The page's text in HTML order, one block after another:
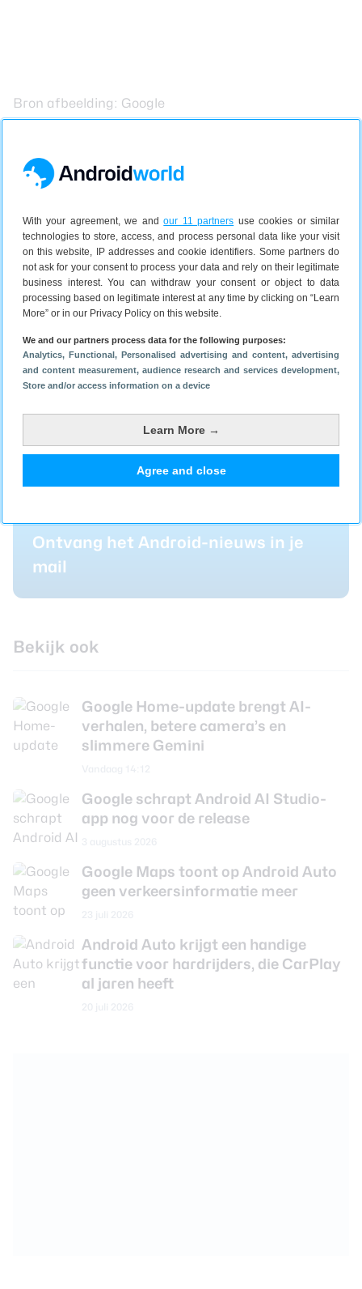
With your agreement, we andour 11 partners use cookies or similar
technologies to store, access, and process personal data like your visit
on this website, IP addresses and cookie identifiers. Some partners do
not ask for your consent to process your data and rely on their legitimate
business interest. You can withdraw your consent or object to data
processing based on legitimate interest at any time by clicking on “Learn
More” or in our Privacy Policy on this website.
We and our partners process data for the following purposes:
Analytics, Functional , Personalised advertising and content, advertising
and content measurement, audience research and services development,
Store and/or access information on a device
Learn More →
Agree and close
Bron afbeelding: Google
Android Auto
Op de hoogte blijven?
Volg Androidworld nu ook op
WhatsApp
Download de nieuwe
Androidworld-app!
Ontvang het Android-nieuws in je
mail
Bekijk ook
Google Home-update brengt AI-
verhalen, betere camera’s en
slimmere Gemini
Google schrapt Android AI Studio-
app nog voor de release
Google Maps toont op Android Auto
geen verkeersinformatie meer
Android Auto krijgt een handige
functie voor hardrijders, die CarPlay
al jaren heeft